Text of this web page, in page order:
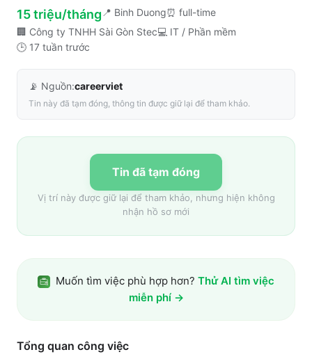
15 triệu/tháng 📍 Binh Duong⏰ full-time
🏢 Công ty TNHH Sài Gòn Stec💻 IT / Phần mềm
🕒 17 tuần trước
📡 Nguồn:careerviet
Tin này đã tạm đóng, thông tin được giữ lại để tham khảo.
Tin đã tạm đóng
Vị trí này được giữ lại để tham khảo, nhưng hiện không
nhận hồ sơ mới
Muốn tìm việc phù hợp hơn? Thử AI tìm việc
miễn phí →
Tổng quan công việc